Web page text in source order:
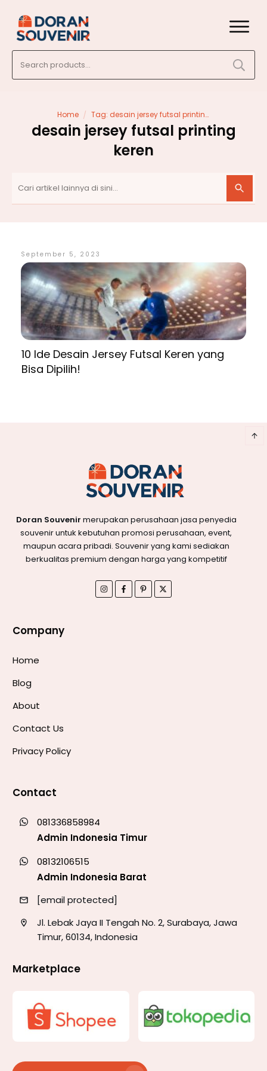
for:
Home / Tag: desain jersey futsal printing keren
desain jersey futsal printing
keren
September 5, 2023
10 Ide Desain Jersey Futsal Keren yang
Bisa Dipilih!
Doran Souvenir merupakan perusahaan jasa penyedia
souvenir untuk kebutuhan promosi perusahaan, event,
maupun acara pribadi. Souvenir yang kami sediakan
berkualitas premium dengan harga yang kompetitif
Company
Home
Blog
About
Contact Us
Privacy Policy
Contact
081336858984
Admin Indonesia Timur
08132106515
Admin Indonesia Barat
[email protected]
Jl. Lebak Jaya II Tengah No. 2, Surabaya, Jawa
Timur, 60134, Indonesia
Marketplace